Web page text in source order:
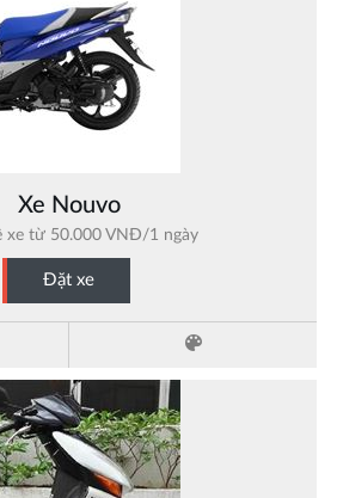
Xe Nouvo
xe từ 50.000 VNĐ/1 ngày
Đặt xe